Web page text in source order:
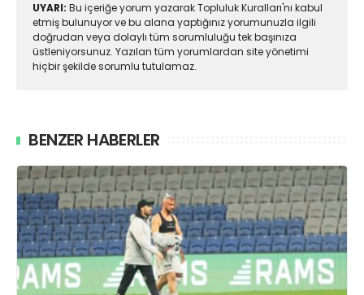
UYARI: Bu içeriğe yorum yazarak Topluluk Kuralları'nı kabul
etmiş bulunuyor ve bu alana yaptığınız yorumunuzla ilgili
doğrudan veya dolaylı tüm sorumluluğu tek başınıza
üstleniyorsunuz. Yazılan tüm yorumlardan site yönetimi
hiçbir şekilde sorumlu tutulamaz.
BENZER HABERLER